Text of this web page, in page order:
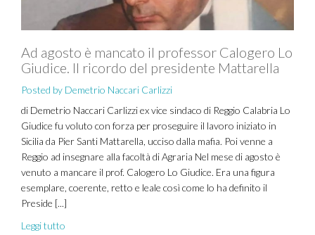
Ad agosto è mancato il professor Calogero Lo
Giudice. Il ricordo del presidente Mattarella
Posted by Demetrio Naccari Carlizzi
di Demetrio Naccari Carlizzi ex vice sindaco di Reggio Calabria Lo
Giudice fu voluto con forza per proseguire il lavoro iniziato in
Sicilia da Pier Santi Mattarella, ucciso dalla mafia. Poi venne a
Reggio ad insegnare alla facoltà di Agraria Nel mese di agosto è
venuto a mancare il prof. Calogero Lo Giudice. Era una figura
esemplare, coerente, retto e leale così come lo ha definito il
Preside [...]
Leggi tutto